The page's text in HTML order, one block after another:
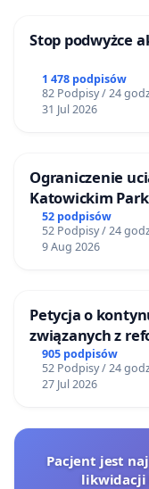
Stop podwyżce
1 478 podpisów
82 Podpisy / 24
31 Jul 2026
Ograniczenie
Katowickim
Stawów i na
52 podpisów
52 Podpisy / 24
9 Aug 2026
Petycja o
związanych z
905 podpisów
52 Podpisy / 24
27 Jul 2026
Pacjent jest
likwidacji